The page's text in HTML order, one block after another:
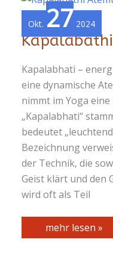
Kapalabathi
Kapalabhati –
eine dynamische
nimmt im Yoga
„Kapalabhati“
bedeutet
Bezeichnung
der Technik, die
Geist klärt und den
wird oft als Teil
Kapalabathi
mehr lesen »
Okt. 27 2024